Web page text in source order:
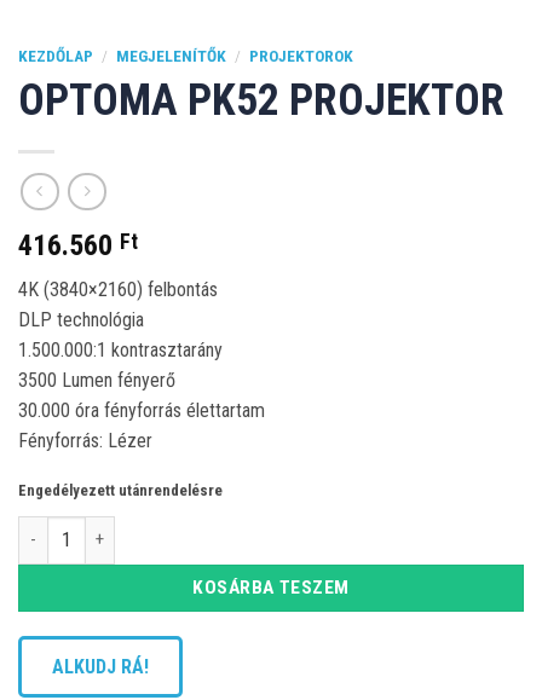
KEZDŐLAP / MEGJELENÍTŐK / PROJEKTOROK
OPTOMA PK52 PROJEKTOR
416.560 Ft
4K (3840×2160) felbontás
DLP technológia
1.500.000:1 kontrasztarány
3500 Lumen fényerő
30.000 óra fényforrás élettartam
Fényforrás: Lézer
Engedélyezett utánrendelésre
Optoma PK52 projektor mennyiség
KOSÁRBA TESZEM
ALKUDJ RÁ!